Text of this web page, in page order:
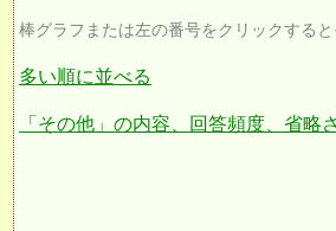
棒グラフまたは左の番号をクリックする
多い順に並べる
「その他」の内容、回答頻度、省